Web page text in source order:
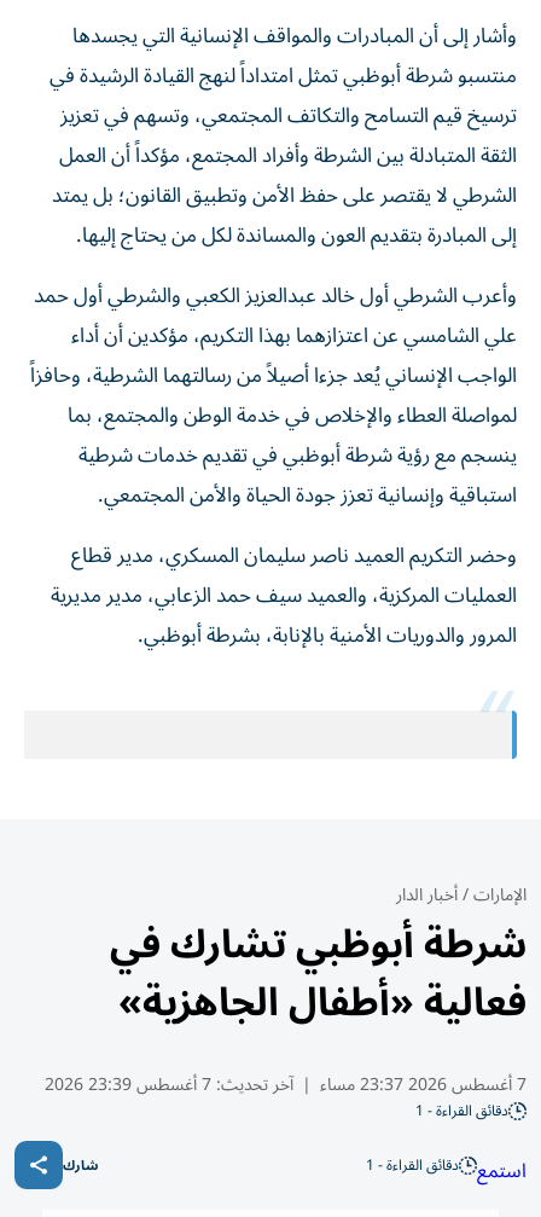
وأشار إلى أن المبادرات والمواقف الإنسانية التي يجسدها
منتسبو شرطة أبوظبي تمثل امتداداً لنهج القيادة الرشيدة في
ترسيخ قيم التسامح والتكاتف المجتمعي، وتسهم في تعزيز
الثقة المتبادلة بين الشرطة وأفراد المجتمع، مؤكداً أن العمل
الشرطي لا يقتصر على حفظ الأمن وتطبيق القانون؛ بل يمتد
إلى المبادرة بتقديم العون والمساندة لكل من يحتاج إليها.
وأعرب الشرطي أول خالد عبدالعزيز الكعبي والشرطي أول حمد
علي الشامسي عن اعتزازهما بهذا التكريم، مؤكدين أن أداء
الواجب الإنساني يُعد جزءا أصيلاً من رسالتهما الشرطية، وحافزاً
لمواصلة العطاء والإخلاص في خدمة الوطن والمجتمع، بما
ينسجم مع رؤية شرطة أبوظبي في تقديم خدمات شرطية
استباقية وإنسانية تعزز جودة الحياة والأمن المجتمعي.
وحضر التكريم العميد ناصر سليمان المسكري، مدير قطاع
العمليات المركزية، والعميد سيف حمد الزعابي، مدير مديرية
المرور والدوريات الأمنية بالإنابة، بشرطة أبوظبي.
الإمارات/أخبار الدار
شرطة أبوظبي تشارك في
فعالية «أطفال الجاهزية»
7 أغسطس 2026 23:37 مساء | آخر تحديث:7 أغسطس 23:39 2026
دقائق القراءة - 1
استمع دقائق القراءة - 1 شارك